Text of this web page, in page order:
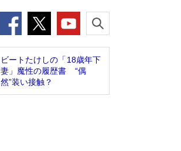
ビートたけしの「18歳年下
妻」魔性の履歴書 “偶
然”装い接触？